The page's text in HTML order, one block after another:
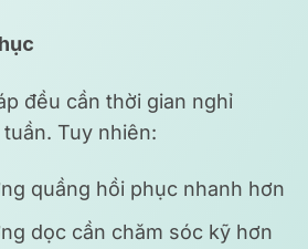
đều cần thời gian nghỉ
Tuy nhiên:
quầng hồi phục nhanh hơn
dọc cần chăm sóc kỹ hơn